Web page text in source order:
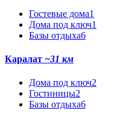
Гостевые дома1
Дома под ключ1
Базы отдыха6
Каралат ~31 км
Дома под ключ2
Гостиницы2
Базы отдыха6